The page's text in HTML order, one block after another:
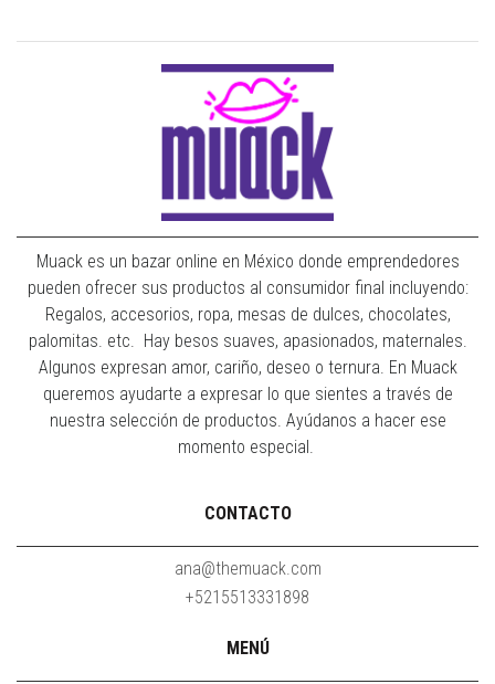
Muack es un bazar online en México donde emprendedores
pueden ofrecer sus productos al consumidor final incluyendo:
Regalos, accesorios, ropa, mesas de dulces, chocolates,
palomitas. etc. Hay besos suaves, apasionados, maternales.
Algunos expresan amor, cariño, deseo o ternura. En Muack
queremos ayudarte a expresar lo que sientes a través de
nuestra selección de productos. Ayúdanos a hacer ese
momento especial.
CONTACTO
ana@themuack.com
+5215513331898
MENÚ